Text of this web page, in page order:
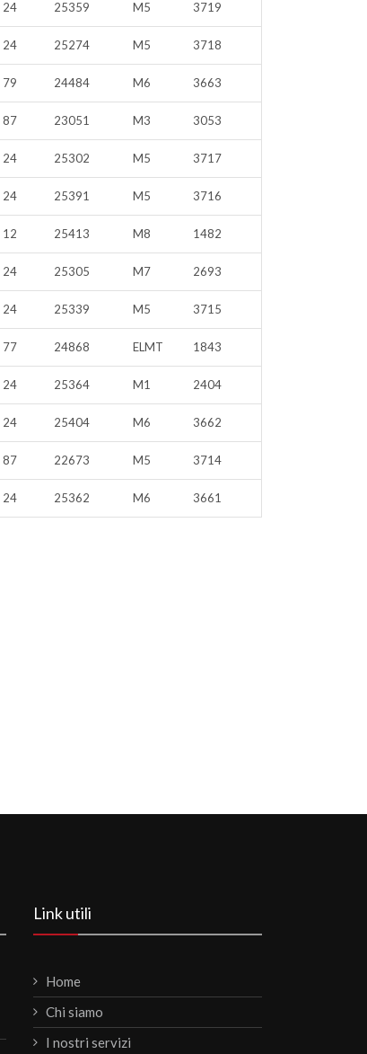
24 25359 M5 3719
24 25274 M5 3718
79 24484 M6 3663
87 23051 M3 3053
24 25302 M5 3717
24 25391 M5 3716
12 25413 M8 1482
24 25305 M7 2693
24 25339 M5 3715
77 24868 ELMT 1843
24 25364 M1 2404
24 25404 M6 3662
87 22673 M5 3714
24 25362 M6 3661
Link utili
Home
Chi siamo
I nostri servizi